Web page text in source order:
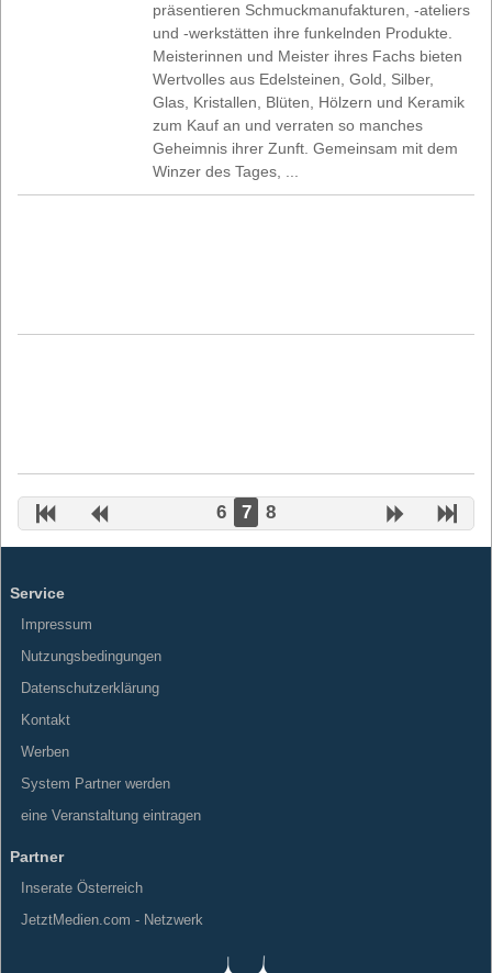
präsentieren Schmuckmanufakturen, -ateliers
und -werkstätten ihre funkelnden Produkte.
Meisterinnen und Meister ihres Fachs bieten
Wertvolles aus Edelsteinen, Gold, Silber,
Glas, Kristallen, Blüten, Hölzern und Keramik
zum Kauf an und verraten so manches
Geheimnis ihrer Zunft. Gemeinsam mit dem
Winzer des Tages, ...
6 7 8
Service
Impressum
Nutzungsbedingungen
Datenschutzerklärung
Kontakt
Werben
System Partner werden
eine Veranstaltung eintragen
Partner
Inserate Österreich
JetztMedien.com - Netzwerk